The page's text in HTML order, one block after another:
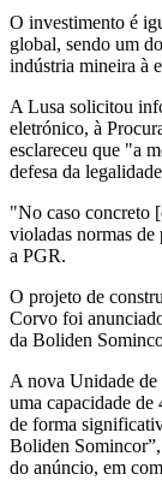
O investimento é
global, sendo um
indústria mineira à
A Lusa solicitou
eletrónico, à
esclareceu que "a
defesa da
"No caso concreto
violadas normas de
a PGR.
O projeto de
Corvo foi
da Boliden
A nova Unidade
uma capacidade
de forma
Boliden
do anúncio, em